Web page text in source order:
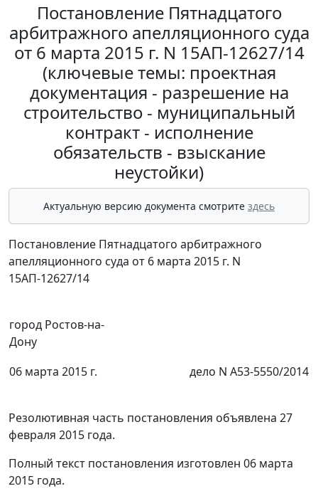
Постановление Пятнадцатого
арбитражного апелляционного суда
от 6 марта 2015 г. N 15АП-12627/14
(ключевые темы: проектная
документация - разрешение на
строительство - муниципальный
контракт - исполнение
обязательств - взыскание
неустойки)
Актуальную версию документа смотрите здесь
Постановление Пятнадцатого арбитражного
апелляционного суда от 6 марта 2015 г. N
15АП-12627/14
город Ростов-на-
Дону
06 марта 2015 г.
дело N А53-5550/2014
Резолютивная часть постановления объявлена 27
февраля 2015 года.
Полный текст постановления изготовлен 06 марта
2015 года.